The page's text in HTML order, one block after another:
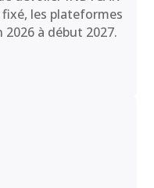
les plateformes
à début 2027.